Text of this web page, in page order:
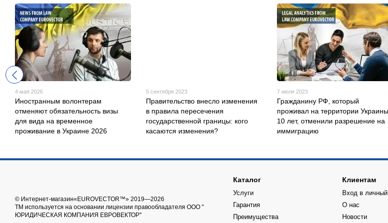
4 мая 2026
Иностранным волонтерам
отменяют обязательность визы
для вида на временное
проживание в Украине 2026
5 сентября 2023
Правительство внесло изменения
в правила пересечения
государственной границы: кого
касаются изменения?
7 июля 2023
Гражданину РФ, который
проживал на территории Украины
10 лет, отменили разрешение на
иммиграцию
© Интернет-магазин«EUROVECTOR™» 2019—2026
ТМ используется на основании лицензии правообладателя ООО "
ЮРИДИЧЕСКАЯ КОМПАНИЯ ЕВРОВЕКТОР"
Каталог
Услуги
Гарантия
Преимущества
Клиентам
Вход в личный
О нас
Новости